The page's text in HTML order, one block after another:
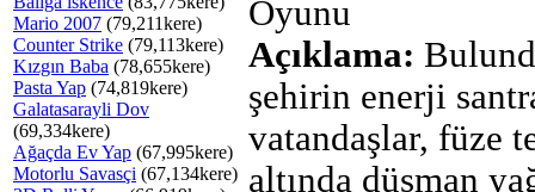
Mario 2007 (79,211kere)
Counter Strike (79,113kere)
Kızgın Baba (78,655kere)
Pasta Yap (74,819kere)
Galatasarayli Dov
(69,334kere)
Ağaçda Ev Yap (67,995kere)
Motorlu Savasçi (67,134kere)
Oyunu
Açıklama:
şehirin enerji
vatandaşlar, füze
altında düşman